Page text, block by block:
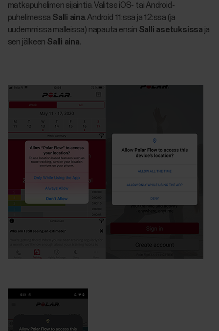
matkapuhelimen sijaintia. Valitse iOS- tai Android-
puhelimessa Salli aina. Android 11:ssä ja 12:ssa (ja
uudemmissa malleissa) napauta ensin Salli asetuksissa ja
sen jälkeen Salli aina.